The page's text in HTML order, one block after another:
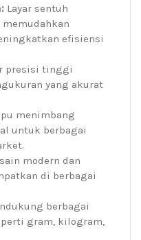
Layar sentuh
efisiensi
presisi tinggi
yang akurat
menimbang
untuk berbagai
modern dan
di berbagai
berbagai
gram, kilogram,